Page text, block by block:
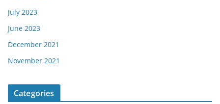
July 2023
June 2023
December 2021
November 2021
Categories